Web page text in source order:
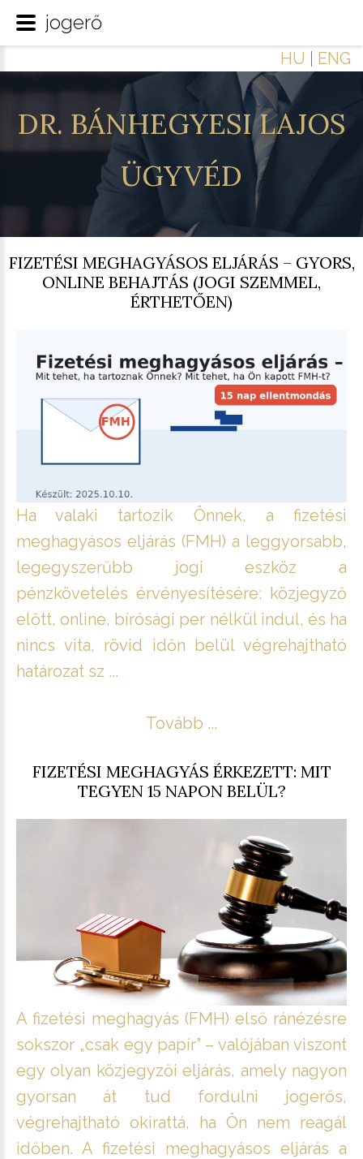
HU ENG
DR. BÁNHEGYESI LAJOS
ÜGYVÉD
FIZETÉSI MEGHAGYÁSOS ELJÁRÁS – GYORS,
ONLINE BEHAJTÁS (JOGI SZEMMEL,
ÉRTHETŐEN)
Ha valaki tartozik Önnek, a fizetési
meghagyásos eljárás (FMH) a leggyorsabb,
legegyszerűbb jogi eszköz a
pénzkövetelés érvényesítésére: közjegyző
előtt, online, bírósági per nélkül indul, és ha
nincs vita, rövid időn belül végrehajtható
határozat sz ...
Tovább ...
FIZETÉSI MEGHAGYÁS ÉRKEZETT: MIT
TEGYEN 15 NAPON BELÜL?
A fizetési meghagyás (FMH) első ránézésre
sokszor „csak egy papír” – valójában viszont
egy olyan közjegyzői eljárás, amely nagyon
gyorsan át tud fordulni jogerős,
végrehajtható okirattá, ha Ön nem reagál
időben. A fizetési meghagyásos eljárás a
jogerő